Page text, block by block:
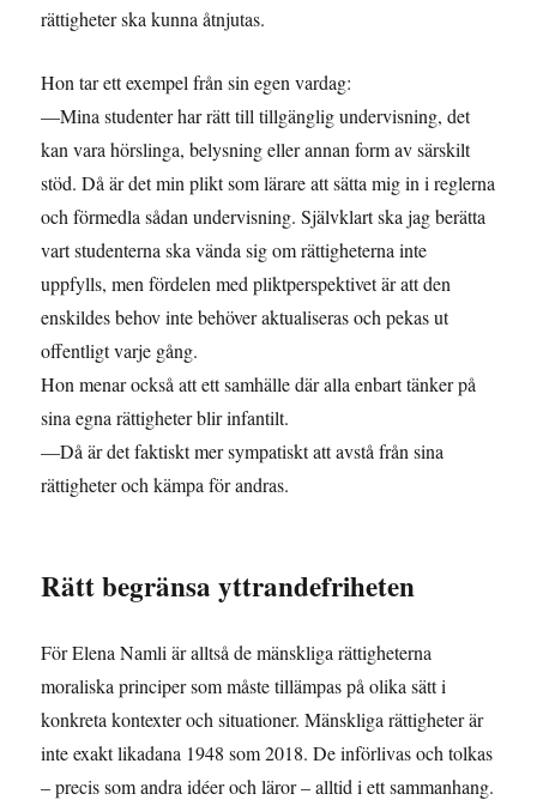
rättigheter ska kunna åtnjutas.
Hon tar ett exempel från sin egen vardag:
—Mina studenter har rätt till tillgänglig undervisning, det
kan vara hörslinga, belysning eller annan form av särskilt
stöd. Då är det min plikt som lärare att sätta mig in i reglerna
och förmedla sådan undervisning. Självklart ska jag berätta
vart studenterna ska vända sig om rättigheterna inte
uppfylls, men fördelen med pliktperspektivet är att den
enskildes behov inte behöver aktualiseras och pekas ut
offentligt varje gång.
Hon menar också att ett samhälle där alla enbart tänker på
sina egna rättigheter blir infantilt.
—Då är det faktiskt mer sympatiskt att avstå från sina
rättigheter och kämpa för andras.
Rätt begränsa yttrandefriheten
För Elena Namli är alltså de mänskliga rättigheterna
moraliska principer som måste tillämpas på olika sätt i
konkreta kontexter och situationer. Mänskliga rättigheter är
inte exakt likadana 1948 som 2018. De införlivas och tolkas
– precis som andra idéer och läror – alltid i ett sammanhang.